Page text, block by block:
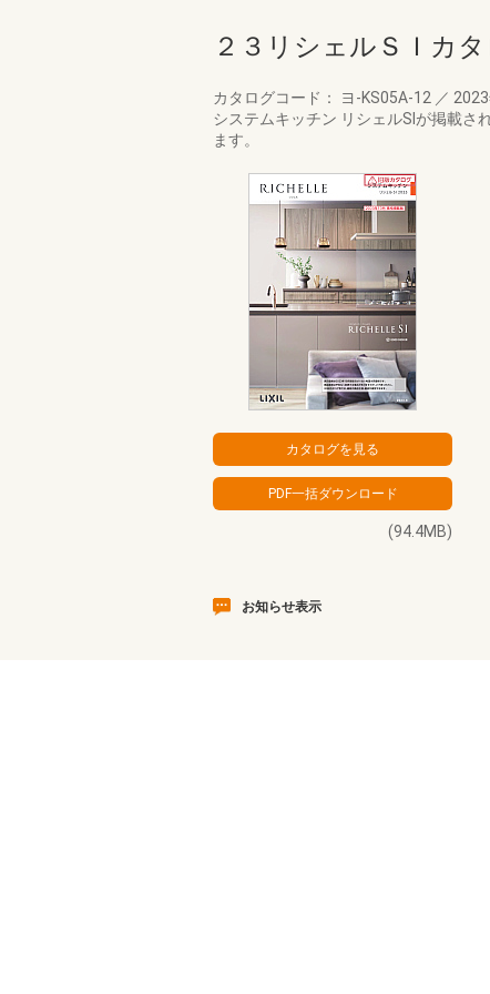
２３リシェルＳＩカ
カタログコード： ヨ-KS05A-12 ／
システムキッチン リシェルSIが掲載さ
ます。
(94.4MB)
お知らせ表示